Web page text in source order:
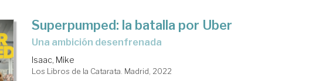
Superpumped: la batalla por Uber
una ambición desenfrenada
Isaac, Mike
Los Libros de la Catarata. Madrid, 2022